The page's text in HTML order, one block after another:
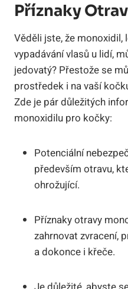
Příznaky
Věděli jste, že monoxidil,
vypadávání vlasů u lidí,
jedovatý? Přestože se
prostředek i na vaší
Zde je pár důležitých
monoxidilu pro kočky:
Potenciální
především otravu,
ohrožující.
Příznaky otravy
zahrnovat zvracení,
a dokonce i křeče.